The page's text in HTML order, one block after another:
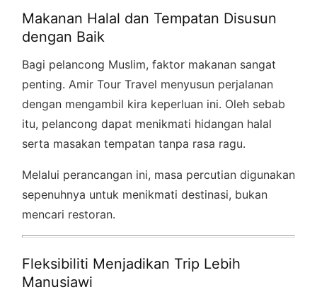
Makanan Halal dan Tempatan Disusun
dengan Baik
Bagi pelancong Muslim, faktor makanan sangat
penting. Amir Tour Travel menyusun perjalanan
dengan mengambil kira keperluan ini. Oleh sebab
itu, pelancong dapat menikmati hidangan halal
serta masakan tempatan tanpa rasa ragu.
Melalui perancangan ini, masa percutian digunakan
sepenuhnya untuk menikmati destinasi, bukan
mencari restoran.
Fleksibiliti Menjadikan Trip Lebih
Manusiawi